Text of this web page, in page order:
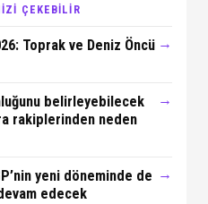
ÇEKEBİLİR
Toprak ve Deniz Öncü →
belirleyebilecek
rakiplerinden neden
→
yeni döneminde de
edecek
→